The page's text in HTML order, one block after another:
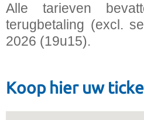
Alle tarieven
terugbetaling (excl.
2026 (19u15).
Koop hier uw